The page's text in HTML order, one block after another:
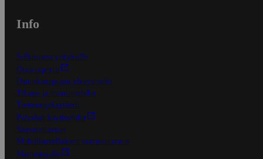
Info
S-Business yrityksille
Oiva-raportit
Osuuskauppojen yhteystiedot
Tilaus- ja toimitusehdot
Tietosuojakäytäntö
Palvelun käyttöehdot
Saavutettavuus
Mobiilisovelluksen saavutettavuus
Mainostajalle